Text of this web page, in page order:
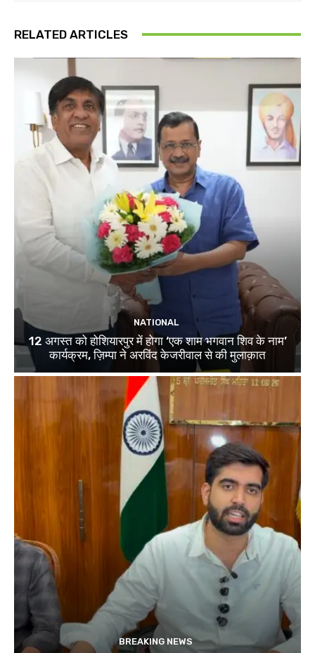
RELATED ARTICLES
NATIONAL
12 अगस्त को होशियारपुर में होगा ‘एक शाम भगवान शिव के नाम’
कार्यक्रम, ज़िम्पा ने अरविंद केजरीवाल से की मुलाक़ात
BREAKING NEWS